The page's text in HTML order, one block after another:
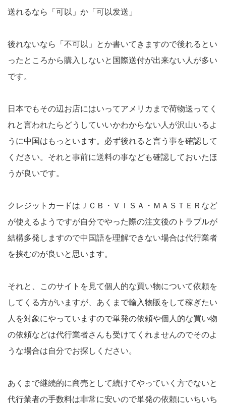
送れるなら「可以」か「可以发送」
後れないなら「不可以」とか書いてきますので後れるとい
ったところから購入しないと国際送付が出来ない人が多い
です。
日本でもその辺お店にはいってアメリカまで荷物送ってく
れと言われたらどうしていいかわからない人が沢山いるよ
うに中国はもっといます。必ず後れると言う事を確認して
ください。それと事前に送料の事なども確認しておいたほ
うが良いです。
クレジットカードはＪＣＢ・ＶＩＳＡ・ＭＡＳＴＥＲなど
が使えるようですが自分でやった際の注文後のトラブルが
結構多発しますので中国語を理解できない場合は代行業者
を挟むのが良いと思います。
それと、このサイトを見て個人的な買い物について依頼を
してくる方がいますが、あくまで輸入物販をして稼ぎたい
人を対象にやっていますので単発の依頼や個人的な買い物
の依頼などは代行業者さんも受けてくれませんのでそのよ
うな場合は自分でお探しください。
あくまで継続的に商売として続けてやっていく方でないと
代行業者の手数料は非常に安いので単発の依頼にいちいち